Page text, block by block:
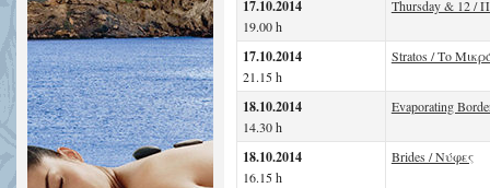
17.10.2014
19.00 h
Thursday & 12 /
17.10.2014
21.15 h
Stratos / Το
18.10.2014
14.30 h
Evaporating
18.10.2014
16.15 h
Brides / Νύφες